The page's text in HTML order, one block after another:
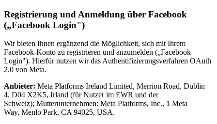
Registrierung und Anmeldung über Facebook
(„Facebook Login")
Wir bieten Ihnen ergänzend die Möglichkeit, sich mit Ihrem
Facebook-Konto zu registrieren und anzumelden („Facebook
Login"). Hierfür nutzen wir das Authentifizierungsverfahren OAuth
2.0 von Meta.
Anbieter: Meta Platforms Ireland Limited, Merrion Road, Dublin
4, D04 X2K5, Irland (für Nutzer im EWR und der
Schweiz); Mutterunternehmen: Meta Platforms, Inc., 1 Meta
Way, Menlo Park, CA 94025, USA.